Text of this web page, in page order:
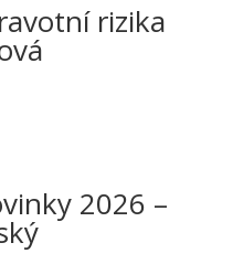
rizika
2026 –